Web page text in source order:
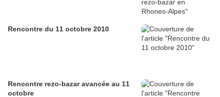
Rencontre du 11 octobre 2010
Rencontre rezo-bazar avancée au 11
octobre